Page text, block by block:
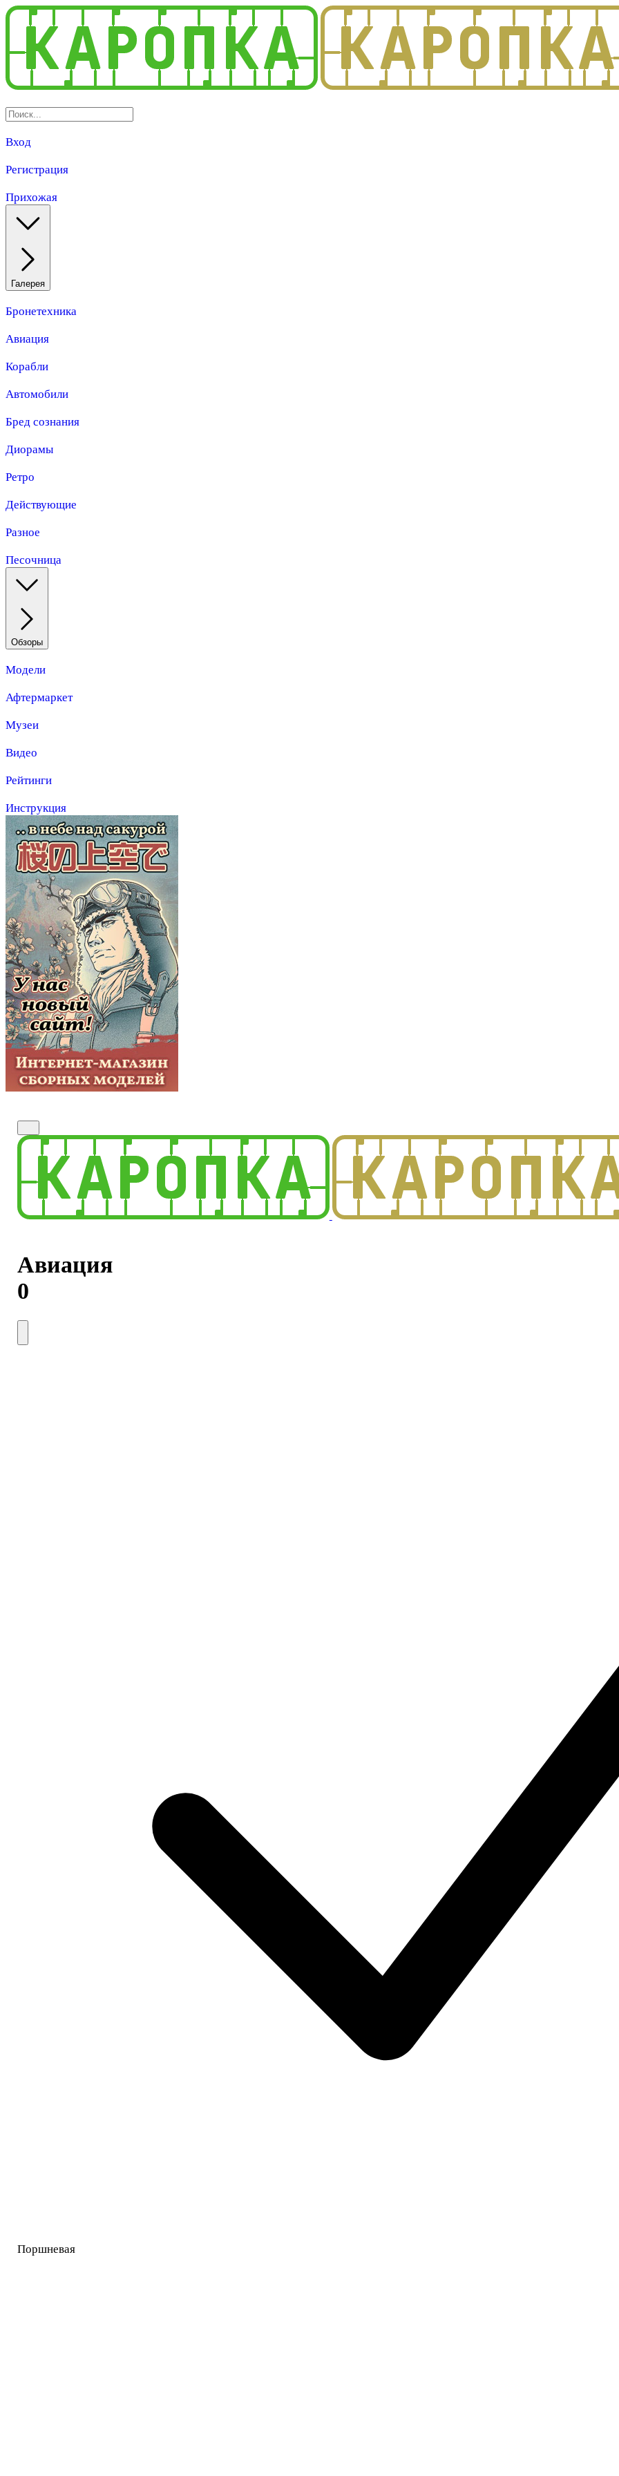
Вход
Регистрация
Прихожая
Галерея
Бронетехника
Авиация
Корабли
Автомобили
Бред сознания
Диорамы
Ретро
Действующие
Разное
Песочница
Обзоры
Модели
Афтермаркет
Музеи
Видео
Рейтинги
Инструкция
Авиация
0
Поршневая